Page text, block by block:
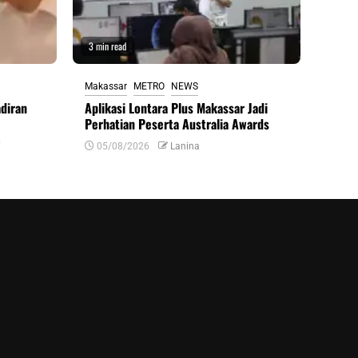
3 min read
Makassar METRO NEWS
Aplikasi Lontara Plus Makassar Jadi
Perhatian Peserta Australia Awards
05/08/2026 Lanina